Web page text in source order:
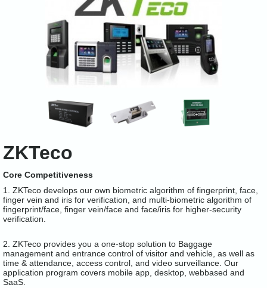
ZKTeco
Core Competitiveness
1. ZKTeco develops our own biometric algorithm of fingerprint, face,
finger vein and iris for verification, and multi-biometric algorithm of
fingerprint/face, finger vein/face and face/iris for higher-security
verification.
2. ZKTeco provides you a one-stop solution to Baggage
management and entrance control of visitor and vehicle, as well as
time & attendance, access control, and video surveillance. Our
application program covers mobile app, desktop, webbased and
SaaS.